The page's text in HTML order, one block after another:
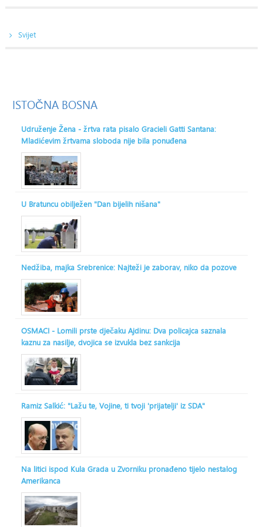
Svijet
ISTOČNA BOSNA
Udruženje Žena - žrtva rata pisalo Gracieli Gatti Santana:
Mladićevim žrtvama sloboda nije bila ponuđena
U Bratuncu obilježen "Dan bijelih nišana"
Nedžiba, majka Srebrenice: Najteži je zaborav, niko da pozove
OSMACI - Lomili prste dječaku Ajdinu: Dva policajca saznala
kaznu za nasilje, dvojica se izvukla bez sankcija
Ramiz Salkić: "Lažu te, Vojine, ti tvoji 'prijatelji' iz SDA"
Na litici ispod Kula Grada u Zvorniku pronađeno tijelo nestalog
Amerikanca